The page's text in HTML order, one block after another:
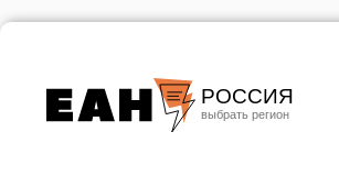
РОССИЯ